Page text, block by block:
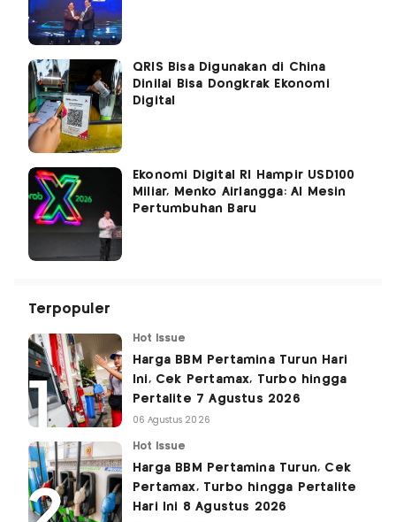
QRIS Bisa Digunakan di China
Dinilai Bisa Dongkrak Ekonomi
Digital
Ekonomi Digital RI Hampir USD100
Miliar, Menko Airlangga: AI Mesin
Pertumbuhan Baru
Terpopuler
Hot Issue
Harga BBM Pertamina Turun Hari
Ini, Cek Pertamax, Turbo hingga
Pertalite 7 Agustus 2026
06 Agustus 2026
Hot Issue
Harga BBM Pertamina Turun, Cek
Pertamax, Turbo hingga Pertalite
Hari Ini 8 Agustus 2026